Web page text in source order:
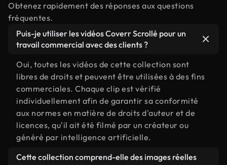
Obtenez rapidement des réponses aux questions
fréquentes.
Puis-je utiliser les vidéos Coverr Scrollé pour un
travail commercial avec des clients ?
Oui, toutes les vidéos de cette collection sont
libres de droits et peuvent être utilisées à des fins
commerciales. Chaque clip est vérifié
individuellement afin de garantir sa conformité
aux normes en matière de droits d'auteur et de
licences, qu'il ait été filmé par un créateur ou
généré par intelligence artificielle.
Cette collection comprend-elle des images réelles